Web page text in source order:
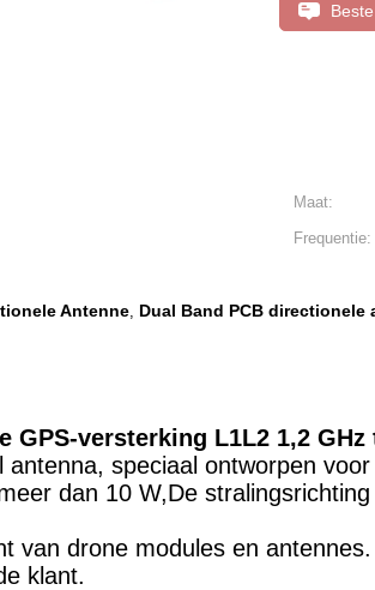
Maat:
Frequentie:
Antenne, Dual Band PCB directionele
versterking L1L2 1,2 GHz
speciaal ontworpen
dan 10 W,De
van drone modules en
klant.